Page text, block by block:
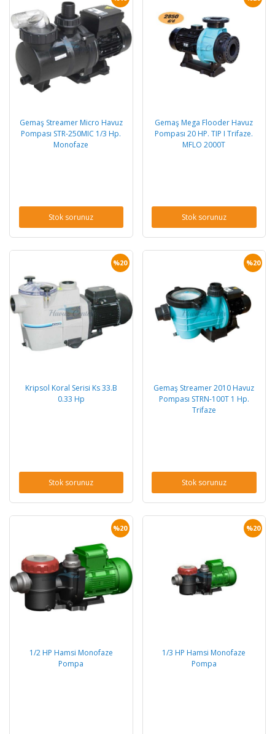
Gemaş Streamer Micro Havuz
Pompası STR-250MIC 1/3 Hp.
Monofaze
Stok sorunuz
Gemaş Mega Flooder Havuz
Pompası 20 HP. TIP I Trifaze.
MFLO 2000T
Stok sorunuz
%20
Kripsol Koral Serisi Ks 33.B
0.33 Hp
Stok sorunuz
%20
Gemaş Streamer 2010 Havuz
Pompası STRN-100T 1 Hp.
Trifaze
Stok sorunuz
%20
1/2 HP Hamsi Monofaze
Pompa
%20
1/3 HP Hamsi Monofaze
Pompa